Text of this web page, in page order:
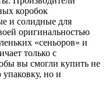
коробок
и солидные для
оригинальностью
«сеньоров» и
только с
вы смогли купить не
но и